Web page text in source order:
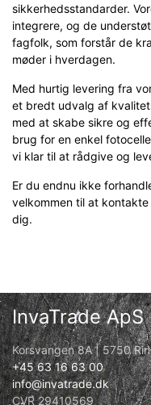
sikkerhedsstandarder.
integrere, og de
fagfolk, som forstår de
møder i hverdagen.
Med hurtig levering fra
et bredt udvalg af
med at skabe sikre og
brug for en enkel
vi klar til at rådgive og
Er du endnu ikke
velkommen til at
dig.
InvaTrade ApS
Korsvangen 8A | 5750
+45 63 16 63 00
info@invatrade.dk
CVR 29410569